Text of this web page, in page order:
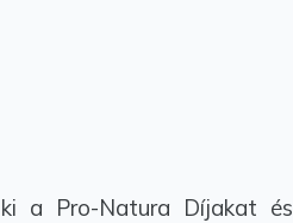
a Pro-Natura Díjakat és